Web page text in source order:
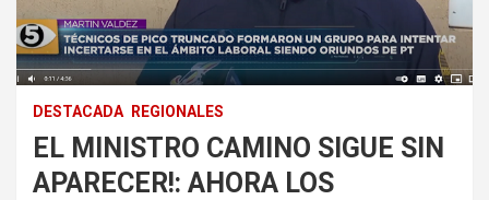
DESTACADA REGIONALES
EL MINISTRO CAMINO SIGUE SIN
APARECER!: AHORA LOS